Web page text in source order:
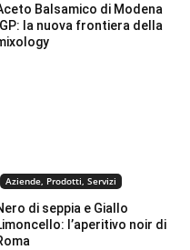
Balsamico di Modena
la nuova frontiera della
Aziende, Prodotti, Servizi
di seppia e Giallo
l’aperitivo noir di